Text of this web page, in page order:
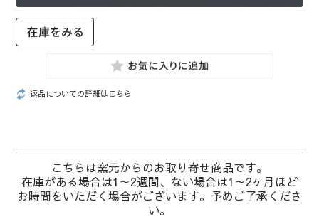
返品についての詳細はこちら
こちらは窯元からのお取り寄せ商品です。
在庫がある場合は1～2週間、ない場合は1～2ヶ月ほど
お時間をいただく場合がございます。予めご了承くださ
い。